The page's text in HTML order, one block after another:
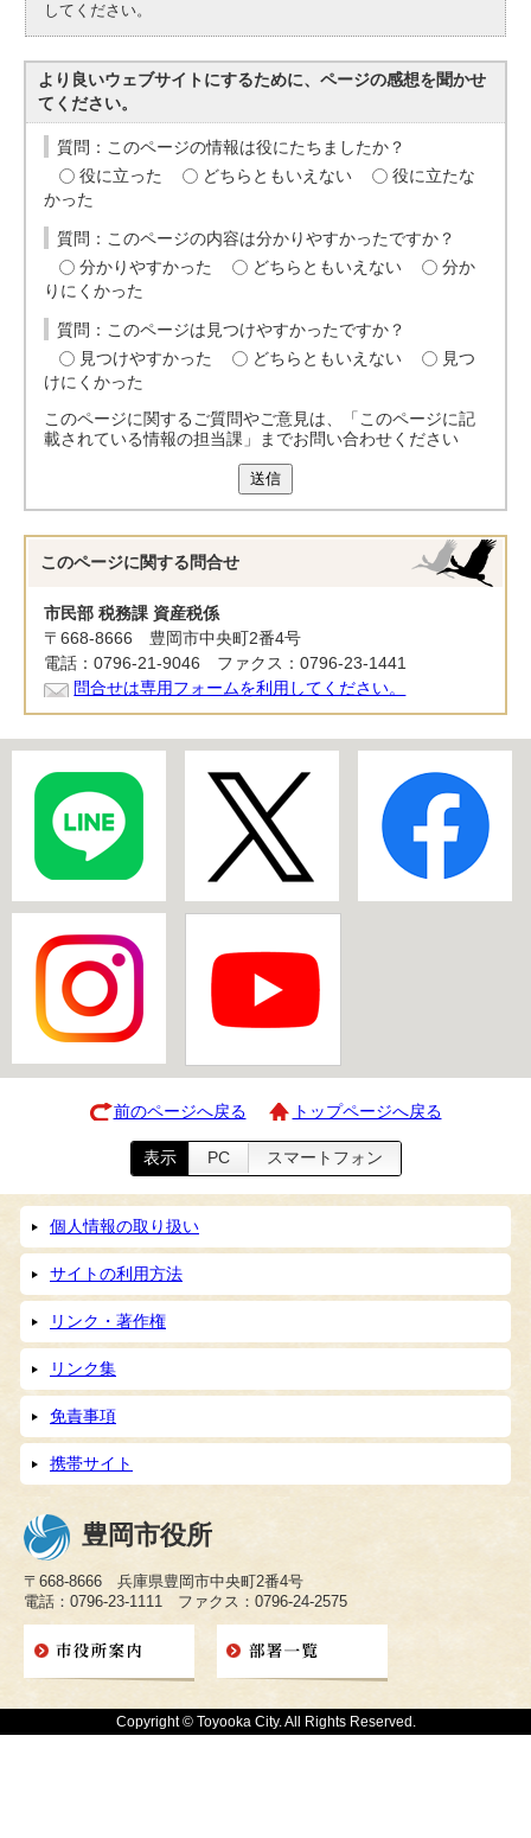
してください。
より良いウェブサイトにするために、ページの感想を聞かせ
てください。
質問：このページの情報は役にたちましたか？
役に立った
どちらともいえない
役に立たな
かった
質問：このページの内容は分かりやすかったですか？
分かりやすかった
どちらともいえない
分か
りにくかった
質問：このページは見つけやすかったですか？
見つけやすかった
どちらともいえない
見つ
けにくかった
このページに関するご質問やご意見は、「このページに記
載されている情報の担当課」までお問い合わせください
送信
このページに関する 問合せ
市民部 税務課 資産税係
〒668-8666 豊岡市中央町2番4号
電話：0796-21-9046 ファクス：0796-23-1441
問合せは専用フォームを利用してください。
前のページへ戻る トップページへ戻る
表示 PC スマートフォン
個人情報の取り扱い
サイトの利用方法
リンク・著作権
リンク集
免責事項
携帯サイト
豊岡市役所
〒668-8666 兵庫県豊岡市中央町2番4号
電話：0796-23-1111 ファクス：0796-24-2575
Copyright © Toyooka City. All Rights Reserved.